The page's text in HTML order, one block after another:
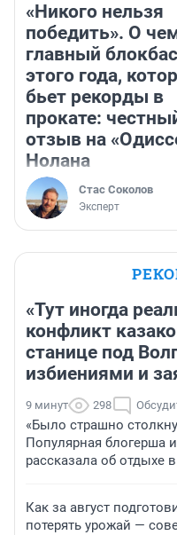
«Никого нельзя
победить». О
главный
этого года,
бьет рекорды в
прокате:
отзыв на
Нолана
Стас Соколов
Эксперт
«Тут иногда
конфликт
станице под
избиениями и
9 минут 298
«Было страшно
Популярная блогерша
рассказала об отдыхе
Как за август
потерять урожай —